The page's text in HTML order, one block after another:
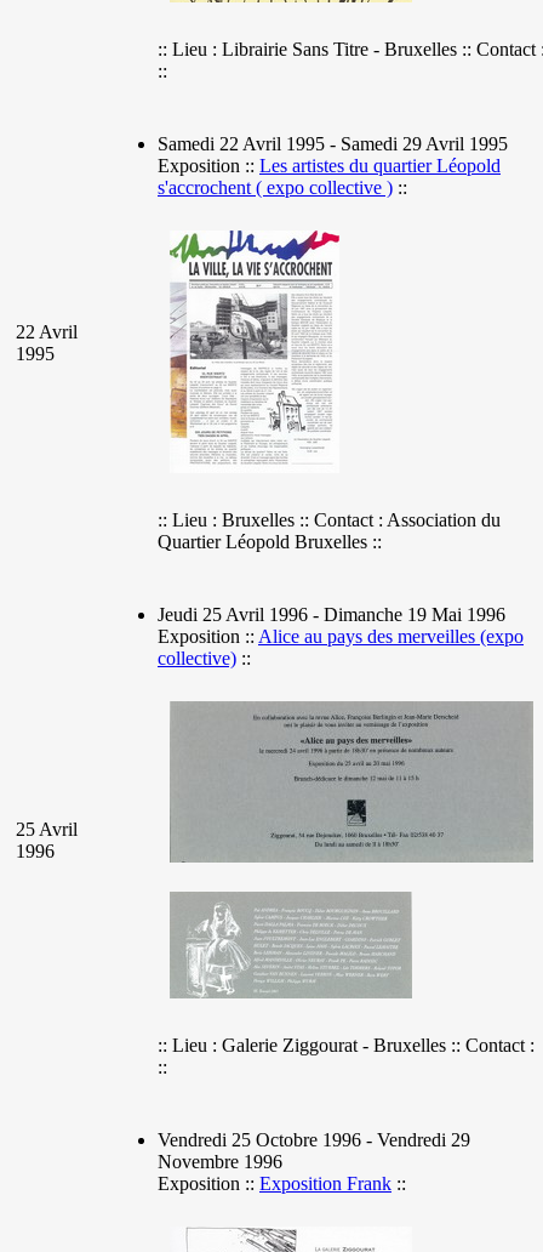
:: Lieu : Librairie Sans Titre - Bruxelles :: Contact
::
22 Avril
1995
Samedi 22 Avril 1995 - Samedi 29 Avril 1995
Exposition :: Les artistes du quartier Léopold
s'accrochent ( expo collective ) ::
:: Lieu : Bruxelles :: Contact : Association du
Quartier Léopold Bruxelles ::
25 Avril
1996
Jeudi 25 Avril 1996 - Dimanche 19 Mai 1996
Exposition :: Alice au pays des merveilles (expo
collective) ::
:: Lieu : Galerie Ziggourat - Bruxelles :: Contact :
::
Vendredi 25 Octobre 1996 - Vendredi 29
Novembre 1996
Exposition :: Exposition Frank ::